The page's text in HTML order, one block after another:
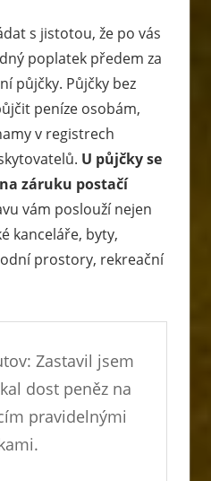
s jistotou, že po vás
poplatek předem za
půjčky. Půjčky bez
peníze osobám,
v registrech
U půjčky se
záruku postačí
vám poslouží nejen
kanceláře, byty,
prostory, rekreační
Zastavil jsem
dost peněz na
pravidelnými